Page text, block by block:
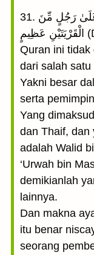
31. وَقَالُوا۟ لَوْلَا نُزِّلَ هٰذَا الْقُرْءَانُ عَلَىٰ رَجُلٍ مِّنَ
الْقَرْيَتَيْنِ عَظِيمٍ (Dan mereka berkata: “Mengapa Al
Quran ini tidak
dari salah satu
Yakni besar
serta
Yang
dan Thaif, dan
adalah Walid
‘Urwah bin
demikianlah
lainnya.
Dan makna
itu benar
seorang